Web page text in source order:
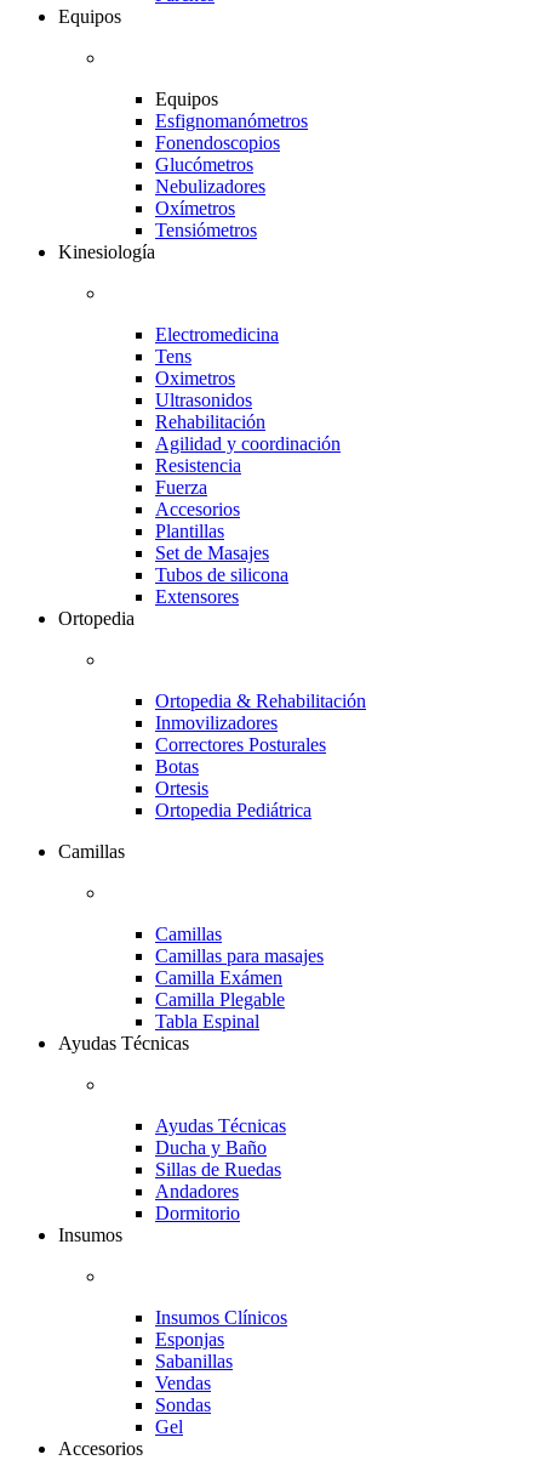
Equipos
Equipos
Esfignomanómetros
Fonendoscopios
Glucómetros
Nebulizadores
Oxímetros
Tensiómetros
Kinesiología
Electromedicina
Tens
Oximetros
Ultrasonidos
Rehabilitación
Agilidad y coordinación
Resistencia
Fuerza
Accesorios
Plantillas
Set de Masajes
Tubos de silicona
Extensores
Ortopedia
Ortopedia & Rehabilitación
Inmovilizadores
Correctores Posturales
Botas
Ortesis
Ortopedia Pediátrica
Camillas
Camillas
Camillas para masajes
Camilla Exámen
Camilla Plegable
Tabla Espinal
Ayudas Técnicas
Ayudas Técnicas
Ducha y Baño
Sillas de Ruedas
Andadores
Dormitorio
Insumos
Insumos Clínicos
Esponjas
Sabanillas
Vendas
Sondas
Gel
Accesorios